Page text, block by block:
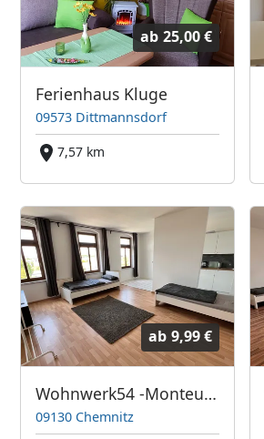
ab 25,00 €
Ferienhaus Kluge
09573 Dittmannsdorf
7,57 km
ab 9,99 €
Wohnwerk54 -Monteurunterkunft in Chemnitz + Bad + Küche
09130 Chemnitz